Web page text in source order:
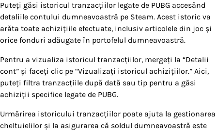
Puteți găsi istoricul tranzacțiilor legate de PUBG accesând
detaliile contului dumneavoastră pe Steam. Acest istoric va
arăta toate achizițiile efectuate, inclusiv articolele din joc și
orice fonduri adăugate în portofelul dumneavoastră.
Pentru a vizualiza istoricul tranzacțiilor, mergeți la “Detalii
cont” și faceți clic pe “Vizualizați istoricul achizițiilor.” Aici,
puteți filtra tranzacțiile după dată sau tip pentru a găsi
achiziții specifice legate de PUBG.
Urmărirea istoricului tranzacțiilor poate ajuta la gestionarea
cheltuielilor și la asigurarea că soldul dumneavoastră este